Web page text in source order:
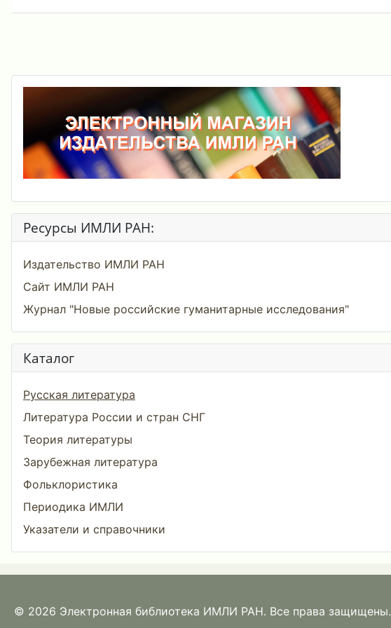
Ресурсы ИМЛИ РАН:
Издательство ИМЛИ РАН
Сайт ИМЛИ РАН
Журнал "Новые российские гуманитарные исследования"
Каталог
Русская литература
Литература России и стран СНГ
Теория литературы
Зарубежная литература
Фольклористика
Периодика ИМЛИ
Указатели и справочники
© 2026 Электронная библиотека ИМЛИ РАН. Все права защищены.